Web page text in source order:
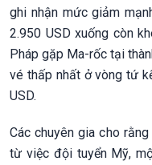
ghi nhận mức giảm
2.950 USD xuống còn
Pháp gặp Ma-rốc tại
vé thấp nhất ở vòng tứ
USD.
Các chuyên gia cho
từ việc đội tuyển Mỹ,